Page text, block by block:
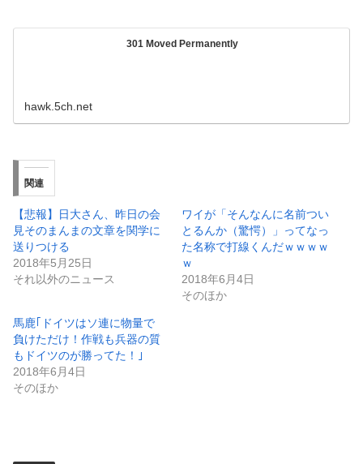
301 Moved Permanently
hawk.5ch.net
関連
【悲報】日大さん、昨日の会
見そのまんまの文章を関学に
送りつける
2018年5月25日
それ以外のニュース
ワイが「そんなんに名前つい
とるんか（驚愕）」ってなっ
た名称で打線くんだｗｗｗｗ
ｗ
2018年6月4日
そのほか
馬鹿｢ドイツはソ連に物量で
負けただけ！作戦も兵器の質
もドイツのが勝ってた！｣
2018年6月4日
そのほか